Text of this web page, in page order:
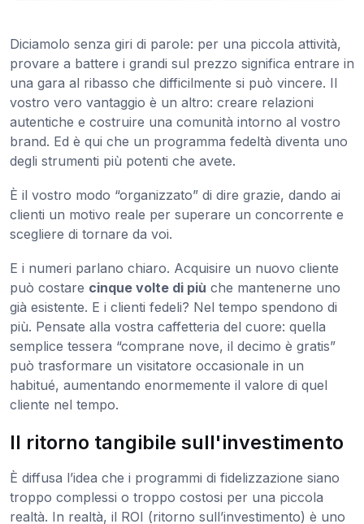
Diciamolo senza giri di parole: per una piccola attività,
provare a battere i grandi sul prezzo significa entrare in
una gara al ribasso che difficilmente si può vincere. Il
vostro vero vantaggio è un altro: creare relazioni
autentiche e costruire una comunità intorno al vostro
brand. Ed è qui che un programma fedeltà diventa uno
degli strumenti più potenti che avete.
È il vostro modo “organizzato” di dire grazie, dando ai
clienti un motivo reale per superare un concorrente e
scegliere di tornare da voi.
E i numeri parlano chiaro. Acquisire un nuovo cliente
può costare cinque volte di più che mantenerne uno
già esistente. E i clienti fedeli? Nel tempo spendono di
più. Pensate alla vostra caffetteria del cuore: quella
semplice tessera “comprane nove, il decimo è gratis”
può trasformare un visitatore occasionale in un
habitué, aumentando enormemente il valore di quel
cliente nel tempo.
Il ritorno tangibile sull'investimento
È diffusa l’idea che i programmi di fidelizzazione siano
troppo complessi o troppo costosi per una piccola
realtà. In realtà, il ROI (ritorno sull’investimento) è uno